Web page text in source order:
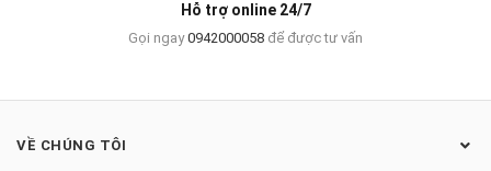
Hỗ trợ online 24/7
Gọi ngay0942000058 để được tư vấn
VỀ CHÚNG TÔI